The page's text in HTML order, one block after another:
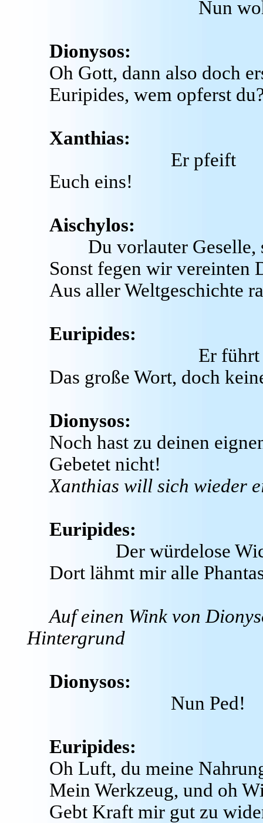
Nun
Dionysos:
Oh Gott, dann also doch
Euripides, wem opferst
Xanthias:
Er pfeift
Euch eins!
Aischylos:
Du vorlauter Geselle,
Sonst fegen wir vereinten
Aus aller Weltgeschichte
Euripides:
Er führt
Das große Wort, doch
Dionysos:
Noch hast zu deinen
Gebetet nicht!
Xanthias will sich wieder
Euripides:
Der würdelose
Dort lähmt mir alle
Auf einen Wink von
Hintergrund
Dionysos:
Nun Ped!
Euripides:
Oh Luft, du meine
Mein Werkzeug, und oh
Gebt Kraft mir gut zu